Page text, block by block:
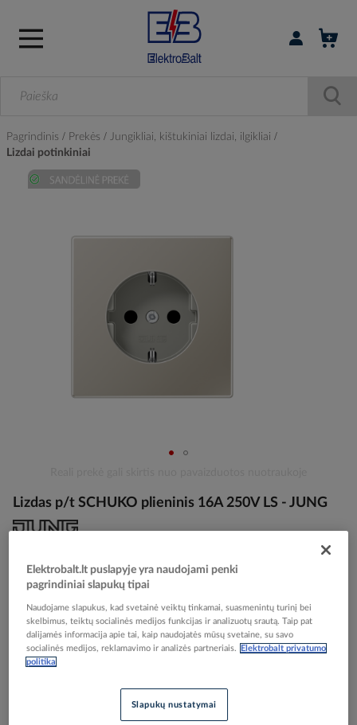
Prisijungti /
Pagrindinis Prekės
Jungikliai, kištukiniai lizdai, ilgikliai
Lizdai potinkiniai
the
beginning
images
gallery
Lizdas p/t SCHUKO plieninis 16A 250V LS - JUNG
103521
EAN kodas
Gamintojo prekės kodas
Prisijunkite, norėdami pamatyti kainas
Įtraukti į palyginimą
Elektrobalt.lt puslapyje yra naudojami penki
pagrindiniai slapukų tipai
Naudojame slapukus, kad svetainė veiktų tinkamai, suasmenintų turinį bei
skelbimus, teiktų socialinės medijos funkcijas ir analizuotų srautą. Taip pat
dalijamės informacija apie tai, kaip naudojatės mūsų svetaine, su savo
socialinės medijos, reklamavimo ir analizės partneriais.
Elektrobalt privatumo
politika
Slapukų nustatymai